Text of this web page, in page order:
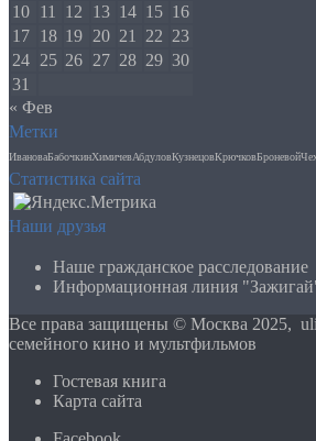
10 11 12 13 14 15 16
17 18 19 20 21 22 23
24 25 26 27 28 29 30
31
« Фев
Метки
ИвановаБабочкинХимичевАбдуловКузнецовКрючковБроневой
Статистика сайта
Наши друзья
Наше гражданское расследование
Информационная линия
Все права защищены © Москва 2025,
семейного кино и мультфильмов
Гостевая книга
Карта сайта